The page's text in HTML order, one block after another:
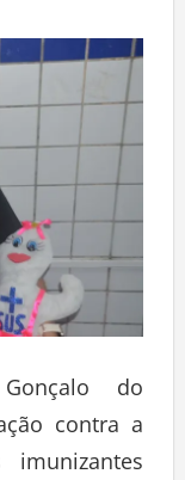
do
contra a